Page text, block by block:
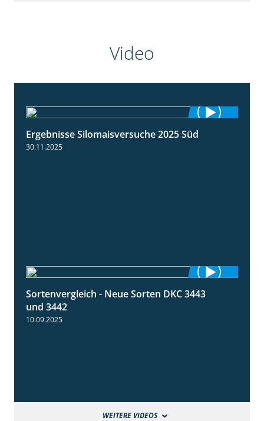
Video
Ergebnisse Silomaisversuche 2025 Süd
30.11.2025
1:59
Sortenvergleich - Neue Sorten DKC 3443
und 3442
10.09.2025
WEITERE VIDEOS